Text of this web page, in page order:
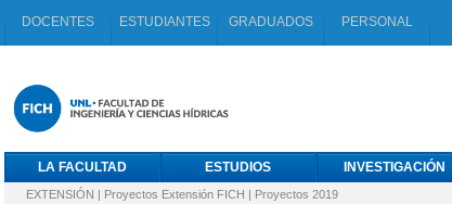
DOCENTES ESTUDIANTES GRADUADOS PERSONAL
LA FACULTAD ESTUDIOS INVESTIGACIÓN
EXTENSIÓN | Proyectos Extensión FICH | Proyectos 2019